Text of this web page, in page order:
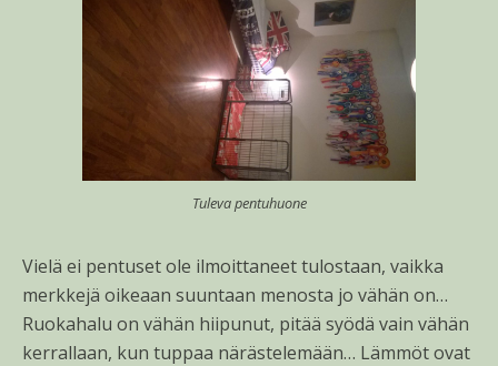
Tuleva pentuhuone
Vielä ei pentuset ole ilmoittaneet tulostaan, vaikka
merkkejä oikeaan suuntaan menosta jo vähän on…
Ruokahalu on vähän hiipunut, pitää syödä vain vähän
kerrallaan, kun tuppaa närästelemään… Lämmöt ovat